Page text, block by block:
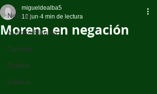
Noticias
Nuestro Planeta
Opinión
Política
Ciencia
Morena en negación
migueldealba5
18 jun 4 min de lectura